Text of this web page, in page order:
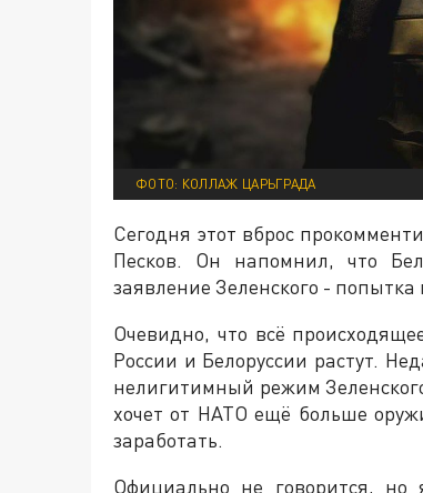
ФОТО: КОЛЛАЖ ЦАРЬГРАДА
Сегодня этот вброс
Песков. Он напомнил, что
заявление Зеленского -
Очевидно, что всё
России и Белоруссии растут.
нелигитимный режим
хочет от НАТО ещё больше
заработать.
Официально не говорится,